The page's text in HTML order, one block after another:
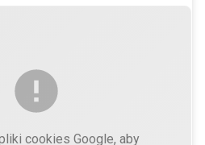
cookies Google, aby